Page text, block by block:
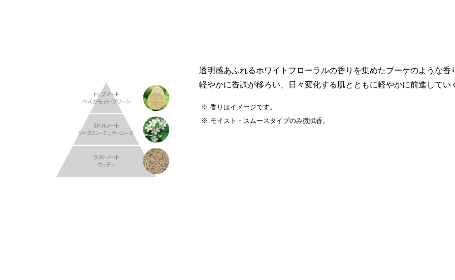
透明感あふれるホワイトフローラルの香りを集めたブーケのような香
軽やかに香調が移ろい、日々変化する肌とともに軽やかに前進してい
香りはイメージです。
モイスト・スムースタイプのみ微賦香。